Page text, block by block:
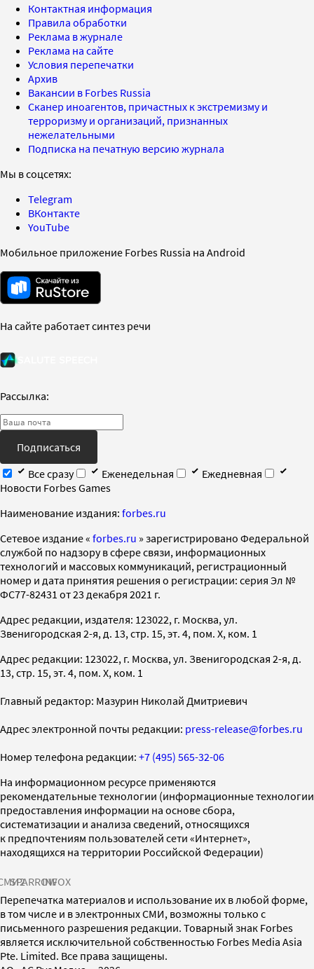
Контактная информация
Правила обработки
Реклама в журнале
Реклама на сайте
Условия перепечатки
Архив
Вакансии в Forbes Russia
Сканер иноагентов, причастных к экстремизму и
терроризму и организаций, признанных
нежелательными
Подписка на печатную версию журнала
Мы в соцсетях:
Telegram
ВКонтакте
YouTube
Мобильное приложение Forbes Russia на Android
На сайте работает синтез речи
Рассылка:
Подписаться
Все сразу
Еженедельная
Ежедневная
Новости Forbes Games
Наименование издания: forbes.ru
Cетевое издание « forbes.ru » зарегистрировано Федеральной
службой по надзору в сфере связи, информационных
технологий и массовых коммуникаций, регистрационный
номер и дата принятия решения о регистрации: серия Эл №
ФС77-82431 от 23 декабря 2021 г.
Адрес редакции, издателя: 123022, г. Москва, ул.
Звенигородская 2-я, д. 13, стр. 15, эт. 4, пом. X, ком. 1
Адрес редакции: 123022, г. Москва, ул. Звенигородская 2-я, д.
13, стр. 15, эт. 4, пом. X, ком. 1
Главный редактор: Мазурин Николай Дмитриевич
Адрес электронной почты редакции: press-release@forbes.ru
Номер телефона редакции: +7 (495) 565-32-06
На информационном ресурсе применяются
рекомендательные технологии (информационные технологии
предоставления информации на основе сбора,
систематизации и анализа сведений, относящихся
к предпочтениям пользователей сети «Интернет»,
находящихся на территории Российской Федерации)
SPARROWINFOX
Перепечатка материалов и использование их в любой форме,
в том числе и в электронных СМИ, возможны только с
письменного разрешения редакции. Товарный знак Forbes
является исключительной собственностью Forbes Media Asia
Pte. Limited. Все права защищены.